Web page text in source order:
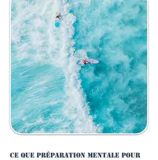
Ce que préparation mentale pour